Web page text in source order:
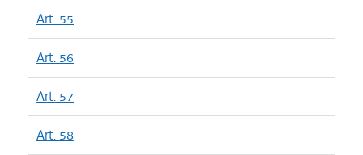
Art. 55
Art. 56
Art. 57
Art. 58